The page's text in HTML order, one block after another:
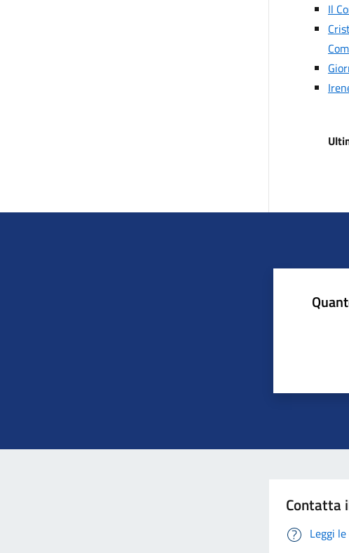
Il
Contatta
Leggi